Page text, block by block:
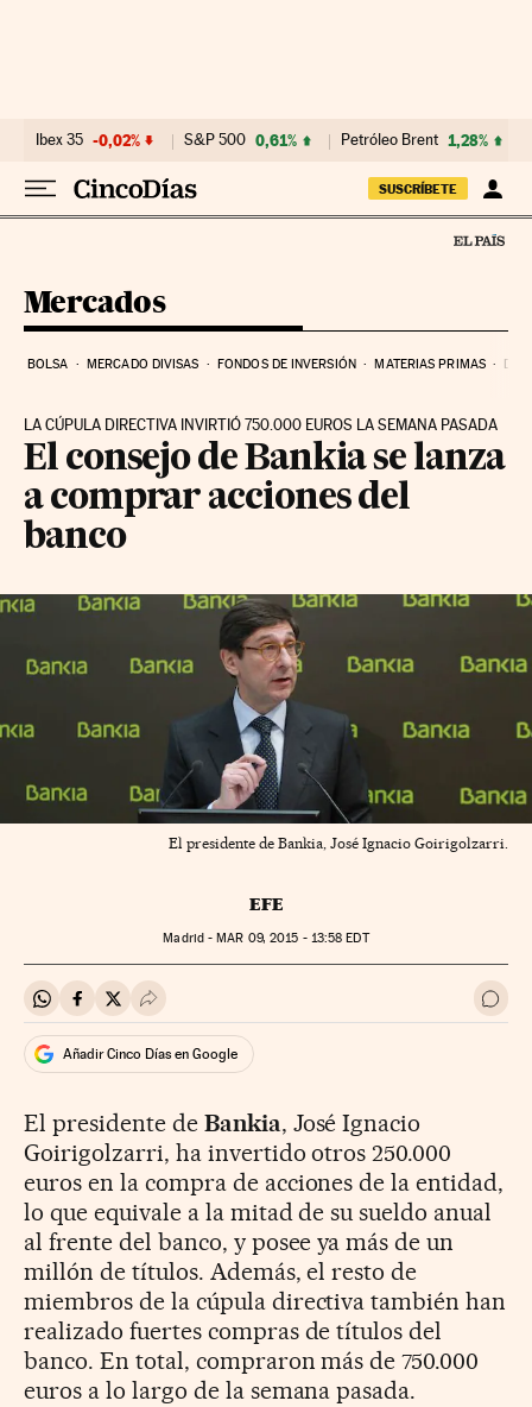
Ibex 35 -0,02% S&P 500 0,61% Petróleo Brent 1,28%
SUSCRÍBETE
Mercados
BOLSA MERCADO DIVISAS FONDOS DE INVERSIÓN MATERIAS PRIMAS
LA CÚPULA DIRECTIVA INVIRTIÓ 750.000 EUROS LA SEMANA PASADA
El consejo de Bankia se lanza
a comprar acciones del
banco
El presidente de Bankia, José Ignacio Goirigolzarri.
EFE
Madrid - MAR 09, 2015 - 13:58 EDT
Compartir en Whatsapp
Compartir en Facebook
Compartir en Twitter
Desplegar Redes Sociales Ir a
Añadir Cinco Días en Google
El presidente de Bankia, José Ignacio
Goirigolzarri, ha invertido otros 250.000
euros en la compra de acciones de la entidad,
lo que equivale a la mitad de su sueldo anual
al frente del banco, y posee ya más de un
millón de títulos. Además, el resto de
miembros de la cúpula directiva también han
realizado fuertes compras de títulos del
banco. En total, compraron más de 750.000
euros a lo largo de la semana pasada.